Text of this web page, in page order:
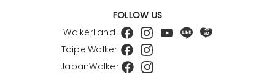
FOLLOW US
WalkerLand
TaipeiWalker
JapanWalker